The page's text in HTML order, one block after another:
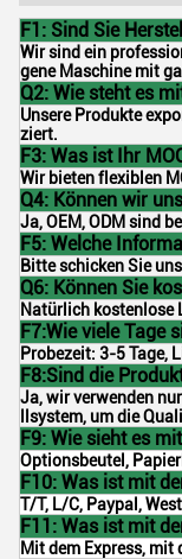
F1: Sind Sie
Wir sind ein
gene Maschine mit
Q2: Wie steht es
Unsere Produkte
ziert.
F3: Was ist Ihr
Wir bieten flexiblen
Q4: Können wir
Ja, OEM, ODM sind
F5: Welche
Bitte schicken Sie
Q6: Können Sie
Natürlich kostenlose
F7:Wie viele Tage
Probezeit: 3-5 Tage,
F8:Sind die
Ja, wir verwenden
llsystem, um die
F9: Wie sieht es
Optionsbeutel,
F10: Was ist mit
T/T, L/C, Paypal,
F11: Was ist mit
Mit dem Express, mit